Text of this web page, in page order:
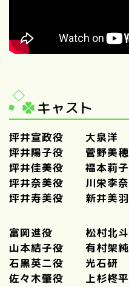
キャスト
坪井宣政役 大泉洋
坪井陽子役 菅野美穂
坪井佳美役 福本莉子
坪井奈美役 川栄李奈
坪井寿美役 新井美羽
富岡進役 松村北斗
山本結子役 有村架純
石黒英二役 光石研
佐々木肇役 上杉柊平